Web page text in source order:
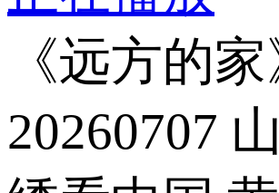
《远方的家
20260707